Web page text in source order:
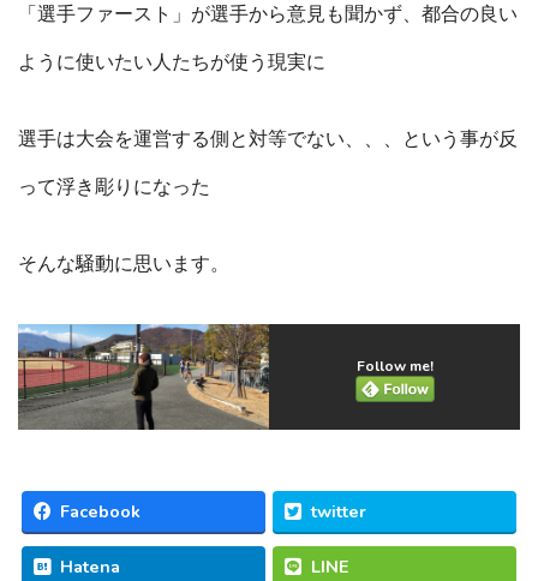
「選手ファースト」が選手から意見も聞かず、都合の良い
ように使いたい人たちが使う現実に
選手は大会を運営する側と対等でない、、、という事が反
って浮き彫りになった
そんな騒動に思います。
Follow me!
Facebook twitter
Hatena LINE